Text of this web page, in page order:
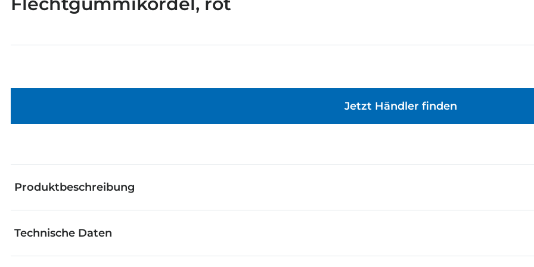
Jetzt Händler finden
Produktbeschreibung
werden. Vom genialen Grundbaustein bis zum raffinierten Technik-Detail sind alle Bausteine und
Technische Daten